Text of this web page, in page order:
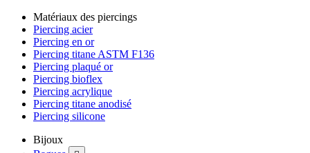
Matériaux des piercings
Piercing acier
Piercing en or
Piercing titane ASTM F136
Piercing plaqué or
Piercing bioflex
Piercing acrylique
Piercing titane anodisé
Piercing silicone
Bijoux